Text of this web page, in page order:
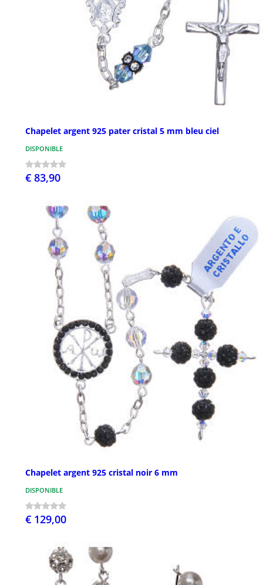
Chapelet argent 925 pater cristal 5 mm bleu ciel
DISPONIBLE
€ 83,90
Chapelet argent 925 cristal noir 6 mm
DISPONIBLE
€ 129,00